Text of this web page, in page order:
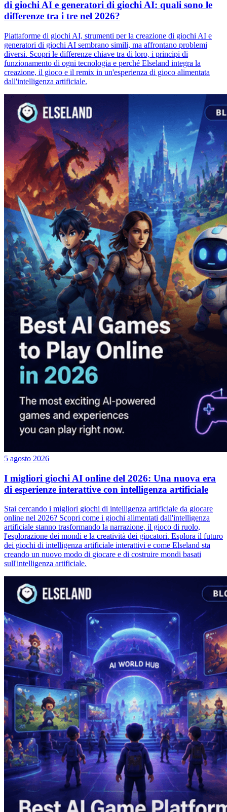
di giochi AI e generatori di giochi AI: quali sono le
differenze tra i tre nel 2026?
Piattaforme di giochi AI, strumenti per la creazione di giochi AI e
generatori di giochi AI sembrano simili, ma affrontano problemi
diversi. Scopri le differenze chiave tra di loro, i principi di
funzionamento di ogni tecnologia e perché Elseland integra la
creazione, il gioco e il remix in un'esperienza di gioco alimentata
dall'intelligenza artificiale.
5 agosto 2026
I migliori giochi AI online del 2026: Una nuova era
di esperienze interattive con intelligenza artificiale
Stai cercando i migliori giochi di intelligenza artificiale da giocare
online nel 2026? Scopri come i giochi alimentati dall'intelligenza
artificiale stanno trasformando la narrazione, il gioco di ruolo,
l'esplorazione dei mondi e la creatività dei giocatori. Esplora il futuro
dei giochi di intelligenza artificiale interattivi e come Elseland sta
creando un nuovo modo di giocare e di costruire mondi basati
sull'intelligenza artificiale.